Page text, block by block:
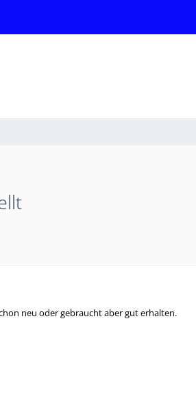
neu oder gebraucht aber gut erhalten.